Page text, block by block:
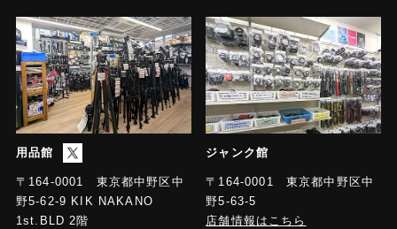
用品館
〒164-0001 東京都中野区中
野5-62-9 KIK NAKANO
1st.BLD 2階
ジャンク館
〒164-0001 東京都中野区中
野5-63-5
店舗情報はこちら